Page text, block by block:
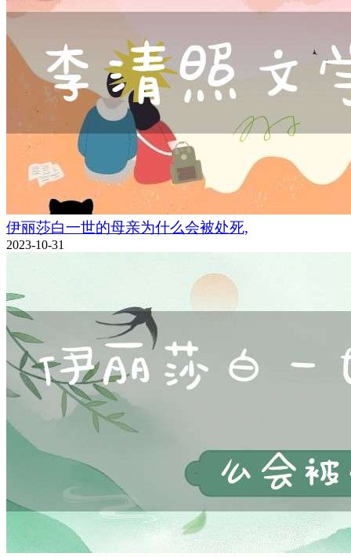
伊丽莎白一世的母亲为什么会被处死,
2023-10-31